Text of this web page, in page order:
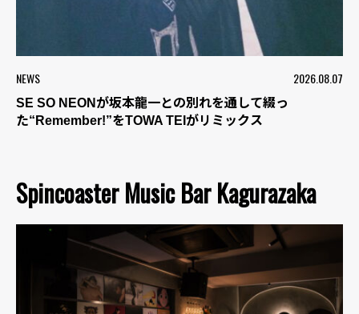
NEWS 2026.08.07
SE SO NEONが坂本龍一との別れを通して綴っ
た“Remember!”をTOWA TEIがリミックス
Spincoaster Music Bar Kagurazaka